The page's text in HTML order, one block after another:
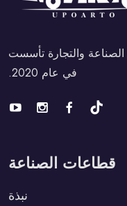
والتجارة تأسست
في عام 2020.
قطاعات الصناعة
نبذة